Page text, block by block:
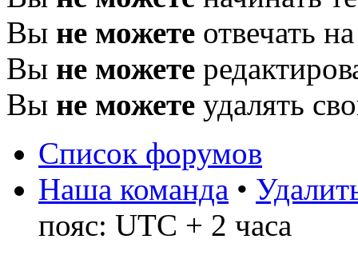
Вы не можете отвечать
Вы не можете
Вы не можете удалять
Список форумов
Наша команда •
пояс: UTC + 2 часа